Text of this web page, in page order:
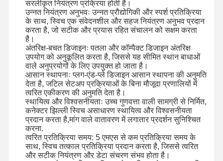
सरलीकृत नियंत्रण प्रक्रिया होती है।
उन्नत नियंत्रण अनुभवः उन्नत प्रौद्योगिकी और स्पर्श प्रतिक्रिया
के साथ, स्विच एक संवेदनशील और सहज नियंत्रण अनुभव प्रदान
करता है, जो सटीक और प्रयास रहित संचालन को सक्षम करता
है।
अंतरिक्ष-बचत डिजाइनः पतला और कॉम्पैक्ट डिजाइन अंतरिक्ष
उपयोग को अनुकूलित करता है, जिससे यह सीमित स्थान बाधाओं
वाले अनुप्रयोगों के लिए उपयुक्त हो जाता है।
आसान स्थापनाः प्लग-एंड-प्ले डिजाइन आसान स्थापना की अनुमति
देता है, जटिल सेटअप प्रक्रियाओं के बिना मौजूदा प्रणालियों में
त्वरित एकीकरण की अनुमति देता है।
स्थायित्व और विश्वसनीयताः उच्च गुणवत्ता वाली सामग्री से निर्मित,
कनेक्टर झिल्ली स्विच असाधारण स्थायित्व और विश्वसनीयता
प्रदान करता है,मांग वाले वातावरण में लगातार प्रदर्शन सुनिश्चित
करना.
त्वरित प्रतिक्रिया समय: 5 एमएस से कम प्रतिक्रिया समय के
साथ, स्विच तत्काल प्रतिक्रिया प्रदान करता है, जिससे त्वरित
और सटीक नियंत्रण और डेटा संचरण संभव होता है।